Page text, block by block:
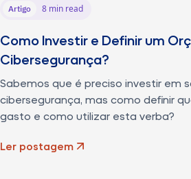
Artigo 8 min read
Como Investir e Definir um
Cibersegurança?
Sabemos que é preciso investir em
cibersegurança, mas como definir
gasto e como utilizar esta verba?
Ler postagem